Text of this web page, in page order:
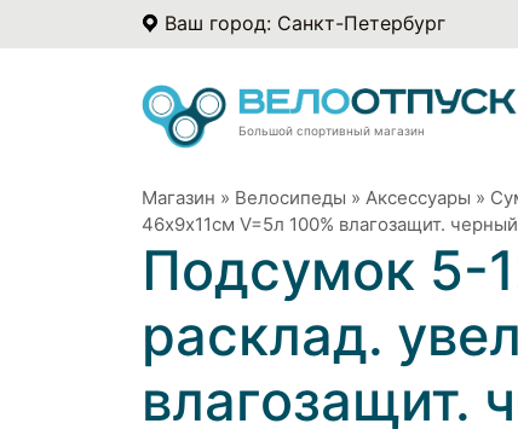
Ваш город: Санкт-Петербург
Большой спортивный магазин
Магазин » Велосипеды » Аксессуары »
46х9х11см V=5л 100% влагозащит.
Подсумок
расклад.
влагозащит.